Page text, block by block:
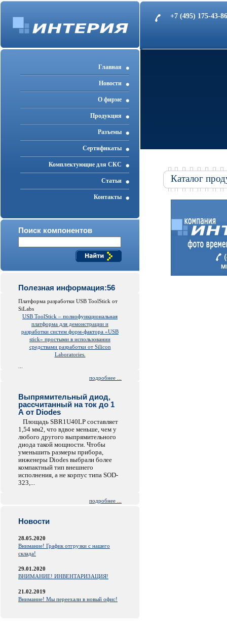
+7 (495) 175-43-
Главная
Новости
О фирме
Продукция
Разъемы
Cертификаты
Комплектующие для СКС
Статьи
Контакты
Поиск компонентов
Полезная информация:56
Платформа разработки USB ToolStick от
SiLabs
USB ToolStick – полнофункциональная
платформа для демонстрации и
разработки систем форм-фактора «USB
stick» простыми в использовании
средствами разработки от Silicon
Laboratories.
подробнее ...
Выпрямительный диод,
рассчитанный на ток до 1
А от Diodes
Площадь SBR1U40LP составляет
1,54 мм2, что вдвое меньше, чем у
любого другого выпрямительного
диода такой мощности. Чтобы
уменьшить размеры прибора,
инженеры Diodes выбрали более
компактный тип внешнего
исполнения, а не корпус типа SOD-
323,...
подробнее ...
Новости
28.05.2020
Внимание! График отгрузки с нашего
склада!
29.01.2020
ВНИМАНИЕ! ИНВЕНТАРИЗАЦИЯ!
21.02.2019
Внимание! Мы переехали в новый офис!
Каталог